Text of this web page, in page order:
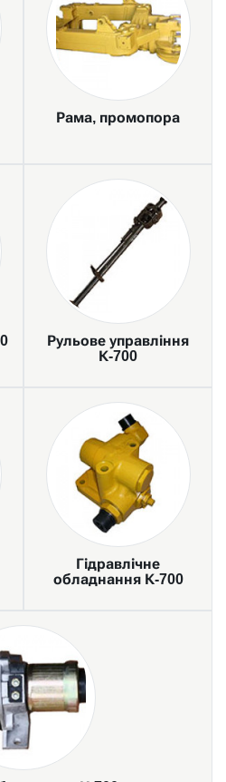
Рама, промопора
Рульове управління
К-700
Гідравлічне
обладнання К-700